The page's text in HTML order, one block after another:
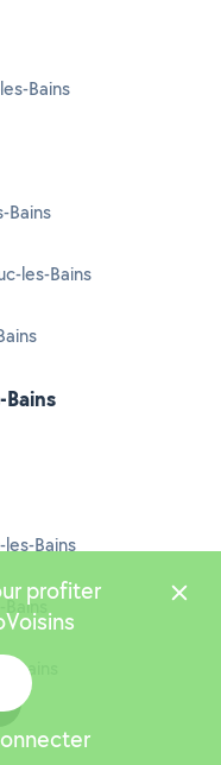
Bains
Bains
les-Bains
Bains
Bains
profiter